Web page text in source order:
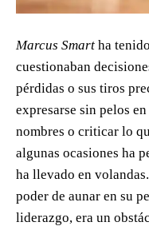
Marcus Smart ha
cuestionaban
pérdidas o sus tiros
expresarse sin pelos
nombres o criticar lo
algunas ocasiones ha
ha llevado en
poder de aunar en su
liderazgo, era un